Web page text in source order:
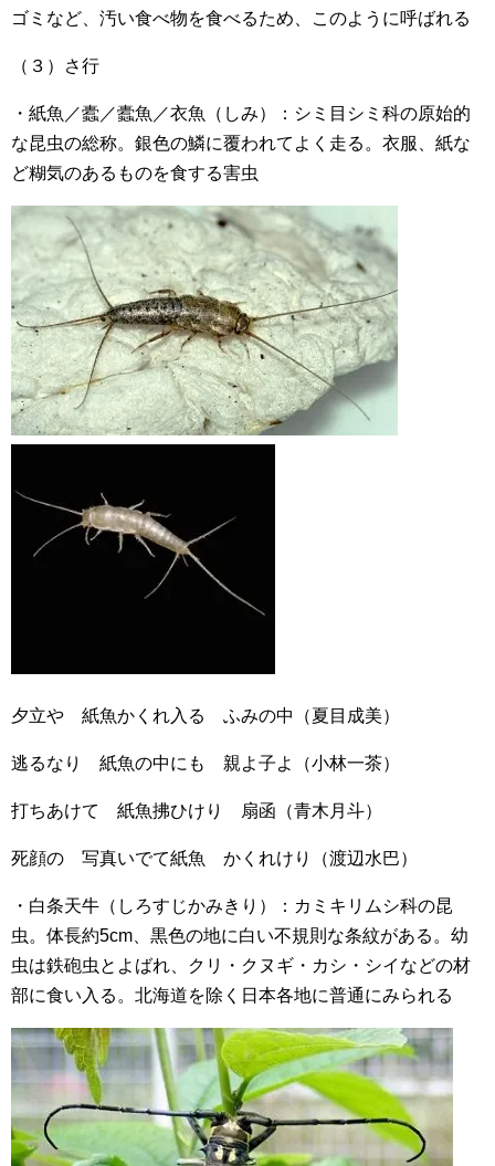
ゴミなど、汚い食べ物を食べるため、このように呼ばれる
（３）さ行
・紙魚／蠹／蠹魚／衣魚（しみ）：シミ目シミ科の原始的
な昆虫の総称。銀色の鱗に覆われてよく走る。衣服、紙な
ど糊気のあるものを食する害虫
夕立や 紙魚かくれ入る ふみの中（夏目成美）
逃るなり 紙魚の中にも 親よ子よ（小林一茶）
打ちあけて 紙魚拂ひけり 扇函（青木月斗）
死顔の 写真いでて紙魚 かくれけり（渡辺水巴）
・白条天牛（しろすじかみきり）：カミキリムシ科の昆
虫。体長約5cm、黒色の地に白い不規則な条紋がある。幼
虫は鉄砲虫とよばれ、クリ・クヌギ・カシ・シイなどの材
部に食い入る。北海道を除く日本各地に普通にみられる